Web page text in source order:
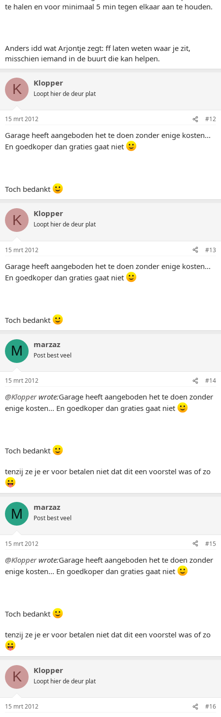
te halen en voor minimaal 5 min tegen elkaar aan te houden.
Anders idd wat Arjontje zegt: ff laten weten waar je zit,
misschien iemand in de buurt die kan helpen.
K Klopper
Loopt hier de deur plat
15 mrt 2012 #12
Garage heeft aangeboden het te doen zonder enige kosten...
En goedkoper dan graties gaat niet
Toch bedankt
K Klopper
Loopt hier de deur plat
15 mrt 2012 #13
Garage heeft aangeboden het te doen zonder enige kosten...
En goedkoper dan graties gaat niet
Toch bedankt
M marzaz
Post best veel
15 mrt 2012 #14
@Klopperwrote:Garage heeft aangeboden het te doen zonder
enige kosten... En goedkoper dan graties gaat niet
Toch bedankt
tenzij ze je er voor betalen niet dat dit een voorstel was of zo
M marzaz
Post best veel
15 mrt 2012 #15
@Klopperwrote:Garage heeft aangeboden het te doen zonder
enige kosten... En goedkoper dan graties gaat niet
Toch bedankt
tenzij ze je er voor betalen niet dat dit een voorstel was of zo
K Klopper
Loopt hier de deur plat
15 mrt 2012 #16